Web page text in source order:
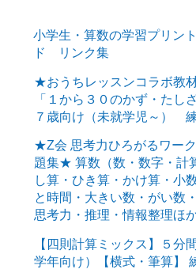
小学生・算数の学習プリン
ド リンク集
★おうちレッスンコラボ教
「１から３０のかず・たし
７歳向け（未就学児～）
★Z会 思考力ひろがるワー
題集★ 算数（数・数字・計
し算・ひき算・かけ算・小
と時間・大きい数・がい数
思考力・推理・情報整理ほか
【四則計算ミックス】５分
学年向け）【横式・筆算】